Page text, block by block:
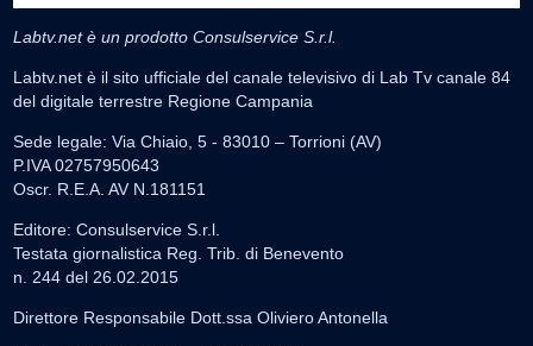
Labtv.net è un prodotto Consulservice S.r.l.
Labtv.net è il sito ufficiale del canale televisivo di Lab Tv canale 84
del digitale terrestre Regione Campania
Sede legale: Via Chiaio, 5 - 83010 – Torrioni (AV)
P.IVA 02757950643
Oscr. R.E.A. AV N.181151
Editore: Consulservice S.r.l.
Testata giornalistica Reg. Trib. di Benevento
n. 244 del 26.02.2015
Direttore Responsabile Dott.ssa Oliviero Antonella